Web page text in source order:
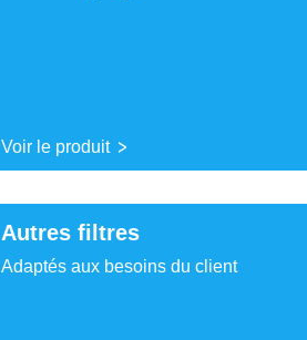
Voir le produit
Autres filtres
Adaptés aux besoins du client